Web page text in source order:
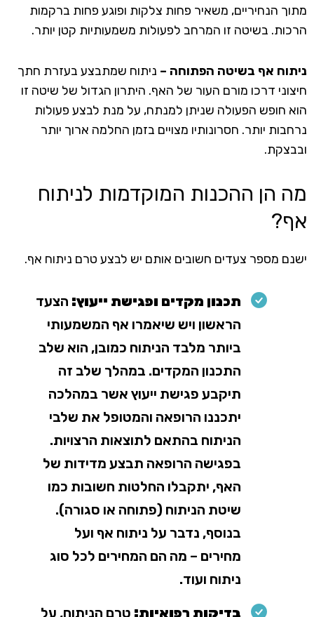
מתוך הנחיריים, משאיר פחות צלקות ופוגע פחות ברקמות
הרכות. בשיטה זו המרחב לפעולות משמעותיות קטן יותר.
ניתוח אף בשיטה הפתוחה – ניתוח שמתבצע בעזרת חתך
חיצוני דרכו מורם העור של האף. היתרון הגדול של שיטה זו
הוא חופש הפעולה שניתן למנתח, על מנת לבצע פעולות
נרחבות יותר. חסרונותיו מצויים בזמן החלמה ארוך יותר
ובבצקת.
מה הן ההכנות המוקדמות לניתוח
אף?
ישנם מספר צעדים חשובים אותם יש לבצע טרם ניתוח אף.
תכנון מקדים ופגישת ייעוץ: הצעד
הראשון ויש שיאמרו אף המשמעותי
ביותר מלבד הניתוח כמובן, הוא שלב
התכנון המקדים. במהלך שלב זה
תיקבע פגישת ייעוץ אשר במהלכה
יתכננו הרופאה והמטופל את שלבי
הניתוח בהתאם לתוצאות הרצויות.
בפגישה הרופאה תבצע מדידות של
האף, יתקבלו החלטות חשובות כמו
שיטת הניתוח (פתוחה או סגורה).
בנוסף, נדבר על ניתוח אף ועל
מחירים – מה הם המחירים לכל סוג
ניתוח ועוד.
בדיקות רפואיות: טרם הניתוח, על